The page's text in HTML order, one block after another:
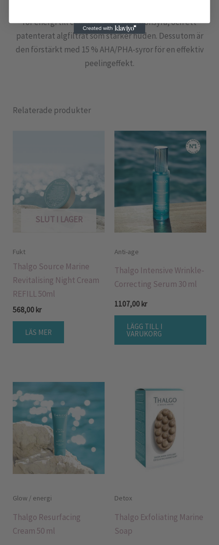
för energi till cellerna, samt hyaluronsyra, och ett
patenterat algfiltrat som stärker huden. Dessutom är
den förstärkt med 15 % AHA/PHA-syror för en effektiv
peelingeffekt.
Relaterade produkter
SLUT I LAGER
Fukt
Thalgo Source Marine
Revitalising Night Cream
REFILL 50ml
568,00 kr
LÄS MER
Anti-age
Thalgo Intensive Wrinkle-
Correcting Serum 30 ml
1107,00 kr
LÄGG TILL I
VARUKORG
Glow / energi
Thalgo Resurfacing
Cream 50 ml
Detox
Thalgo Exfoliating Marine
Soap